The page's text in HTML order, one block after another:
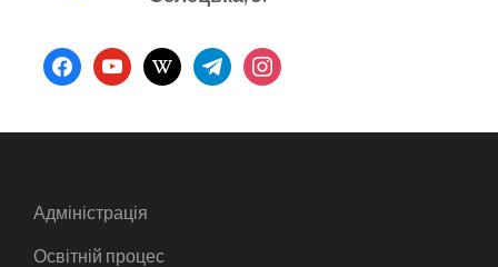
facebookyoutubewikipediatelegraminstagram
Адміністрація
Освітній процес